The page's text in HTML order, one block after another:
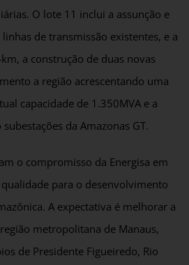
O lote 11 inclui a assunção e
de transmissão existentes, e a
a construção de duas novas
a região acrescentando uma
capacidade de 1.350MVA e a
da Amazonas GT.
o compromisso da Energisa em
para o desenvolvimento
A expectativa é melhorar a
metropolitana de Manaus,
de Presidente Figueiredo, Rio